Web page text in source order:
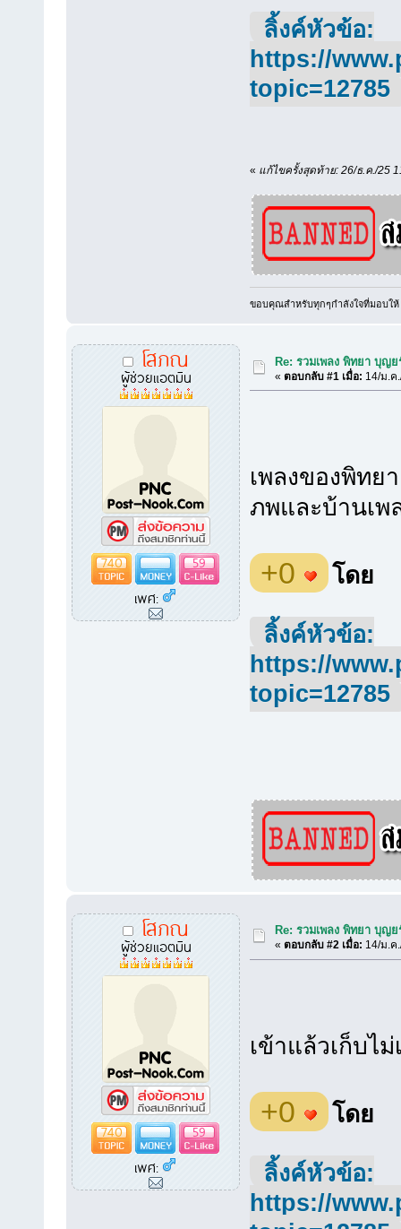
ลิ้งค์หัวข้อ:
https://
topic=12785
« แก้ไขครั้งสุดท้าย: 26/ธ.ค./25
ขอบคุณสำหรับทุกๆกำลังใจที่มอบให้
โสภณ
ผู้ช่วยแอตมิน
740
59
เพศ:
Re: รวมเพลง พิทยา บุญ
«ตอบกลับ #1 เมื่อ: 14/ม.ค
เพลงของพิทย
ภพและบ้านเพ
+0 โดย
ลิ้งค์หัวข้อ:
https://
topic=12785
โสภณ
ผู้ช่วยแอตมิน
740
59
เพศ:
Re: รวมเพลง พิทยา บุญ
«ตอบกลับ #2 เมื่อ: 14/ม.ค
เข้าแล้วเก็บไ
+0 โดย
ลิ้งค์หัวข้อ:
https://